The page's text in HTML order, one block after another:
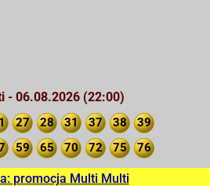
- 06.08.2026 (22:00)
27 28 31 37 38
39
59 65 70 72 75 76
promocja Multi Multi